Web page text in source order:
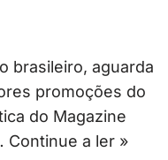
brasileiro, aguarda
promoções do
do Magazine
Continue a ler »